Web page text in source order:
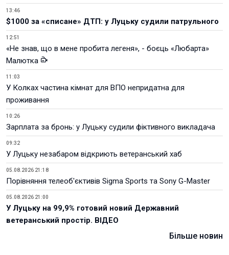
13:46
$1000 за «списане» ДТП: у Луцьку судили патрульного
12:51
«Не знав, що в мене пробита легеня», - боєць «Любарта»
Малютка
11:03
У Колках частина кімнат для ВПО непридатна для
проживання
10:26
Зарплата за бронь: у Луцьку судили фіктивного викладача
09:32
У Луцьку незабаром відкриють ветеранський хаб
05.08.2026 21:18
Порівняння телеоб'єктивів Sigma Sports та Sony G-Master
05.08.2026 21:00
У Луцьку на 99,9% готовий новий Державний
ветеранський простір. ВІДЕО
Більше новин